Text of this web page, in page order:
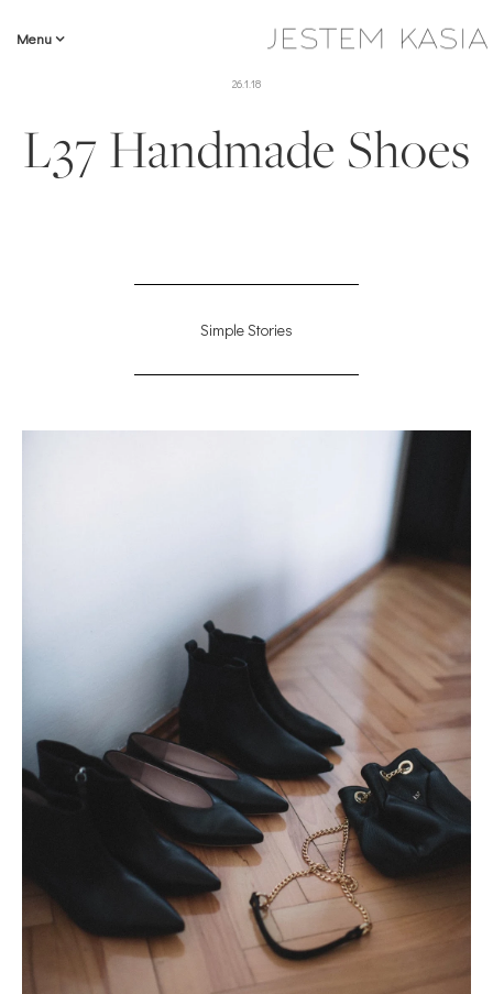
Menu
26.1.18
L37 Handmade Shoes
Simple Stories